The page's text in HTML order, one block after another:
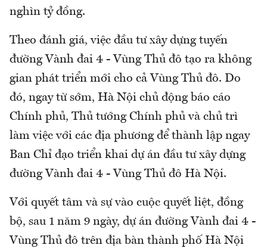
nghìn tỷ đồng.
Theo đánh giá, việc đầu tư xây dựng tuyến
đường Vành đai 4 - Vùng Thủ đô tạo ra không
gian phát triển mới cho cả Vùng Thủ đô. Do
đó, ngay từ sớm, Hà Nội chủ động báo cáo
Chính phủ, Thủ tướng Chính phủ và chủ trì
làm việc với các địa phương để thành lập ngay
Ban Chỉ đạo triển khai dự án đầu tư xây dựng
đường Vành đai 4 - Vùng Thủ đô Hà Nội.
Với quyết tâm và sự vào cuộc quyết liệt, đồng
bộ, sau 1 năm 9 ngày, dự án đường Vành đai 4 -
Vùng Thủ đô trên địa bàn thành phố Hà Nội